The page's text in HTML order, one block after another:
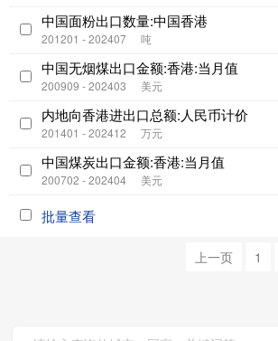
中国面粉出口数量:中国香港
201201 - 202407 吨
中国无烟煤出口金额:香港:当月值
200909 - 202403 美元
内地向香港进出口总额:人民币计价
201401 - 202412 万元
中国煤炭出口金额:香港:当月值
200702 - 202404 美元
批量查看
上一页 1